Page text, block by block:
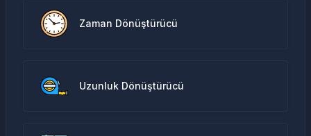
Zaman Dönüştürücü
Uzunluk Dönüştürücü